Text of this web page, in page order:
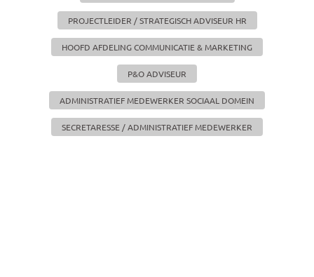
PROJECTLEIDER / STRATEGISCH ADVISEUR HR
HOOFD AFDELING COMMUNICATIE & MARKETING
P&O ADVISEUR
ADMINISTRATIEF MEDEWERKER SOCIAAL DOMEIN
SECRETARESSE / ADMINISTRATIEF MEDEWERKER